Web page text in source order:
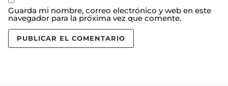
Guarda mi nombre, correo electrónico y web en este
navegador para la próxima vez que comente.